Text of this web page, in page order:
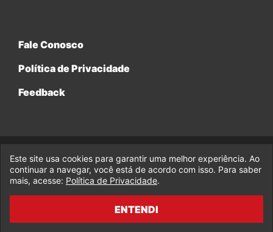
Fale Conosco
Política de Privacidade
Feedback
© 2017-2026 Legado da Marvel, uma empresa da Legado
Enterprises.
fabiolobo
Este site usa cookies para garantir uma melhor experiência. Ao
continuar a navegar, você está de acordo com isso. Para saber
mais, acesse: Política de Privacidade.
ENTENDI